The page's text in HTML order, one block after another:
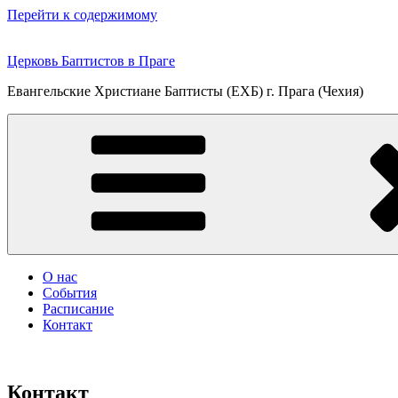
Перейти к содержимому
Церковь Баптистов в Праге
Евангельские Христиане Баптисты (ЕХБ) г. Прага (Чехия)
О нас
События
Расписание
Контакт
Контакт